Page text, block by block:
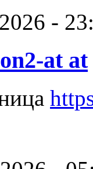
-
at at